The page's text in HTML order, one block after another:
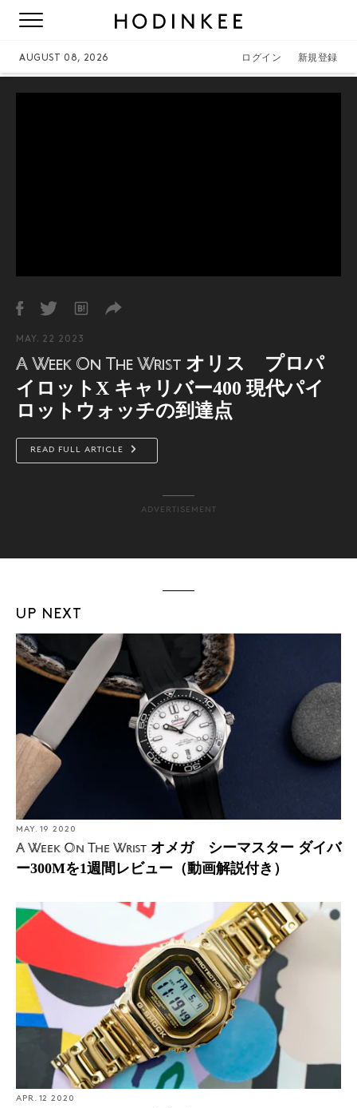
AUGUST 08, 2026 ログイン 新規登録
MAY. 22 2023
A Week On The Wrist オリス プロパ
イロットX キャリバー400 現代パイ
ロットウォッチの到達点
READ FULL ARTICLE
ADVERTISEMENT
UP NEXT
MAY. 19 2020
A Week On The Wrist オメガ シーマスター ダイバ
ー300Mを1週間レビュー（動画解説付き）
APR. 12 2020